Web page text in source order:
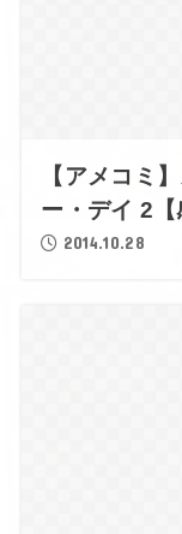
【アメコミ
ー・デイ 2【
2014.10.28